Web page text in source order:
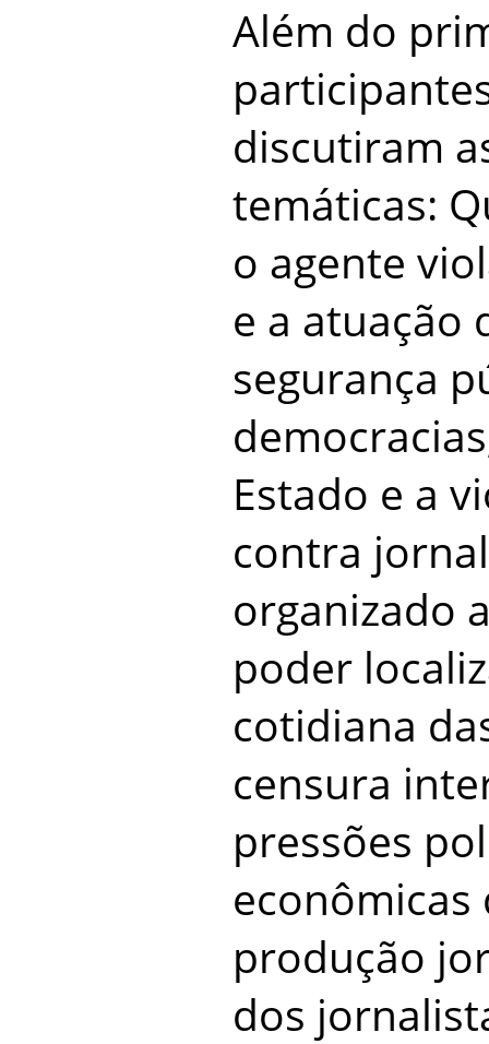
Além do
discutiram
temáticas:
o agente
e a atuação
segurança
Estado e a
contra
organizado
poder
cotidiana
censura
pressões
produção
dos